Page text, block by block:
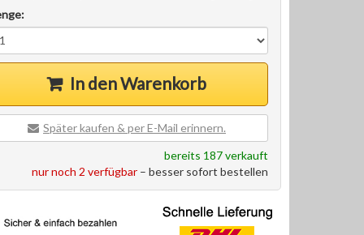
In den Warenkorb
Später kaufen & per E-Mail erinnern.
bereits 187 verkauft
nur noch 2 verfügbar – besser sofort bestellen